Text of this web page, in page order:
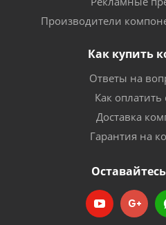
Производители
Как купить
Ответы на
Как
Доставка
Гарантия на